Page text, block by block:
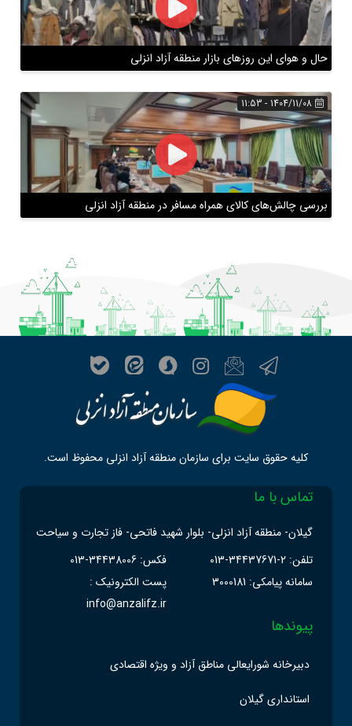
حال و هوای این روزهای بازار منطقه آزاد انزلی
بررسی چالش‌های کالای همراه مسافر در منطقه آزاد انزلی
کلیه حقوق سایت برای سازمان منطقه آزاد انزلی محفوظ است.
تماس با ما
گیلان- منطقه آزاد انزلی- بلوار شهید فاتحی- فاز تجارت و سیاحت
تلفن: 2-34437671-013
فکس: 34438006-013
سامانه پیامکی: 3000181
پست الکترونیک :
info@anzalifz.ir
پیوندها
دبیرخانه شورایعالی مناطق آزاد و ویژه اقتصادی
استانداری گیلان